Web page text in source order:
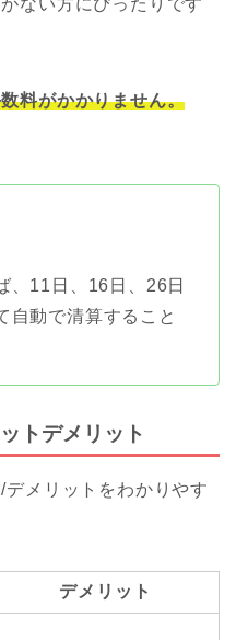
ない方にぴったりです
料がかかりません。
、11日、16日、26日
自動で清算すること
トデメリット
メリットをわかりやす
デメリット